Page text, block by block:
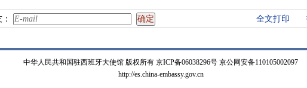
全文打印
中华人民共和国驻西班牙大使馆 版权所有 京ICP备06038296号 京公网安备110105002097
http://es.china-embassy.gov.cn